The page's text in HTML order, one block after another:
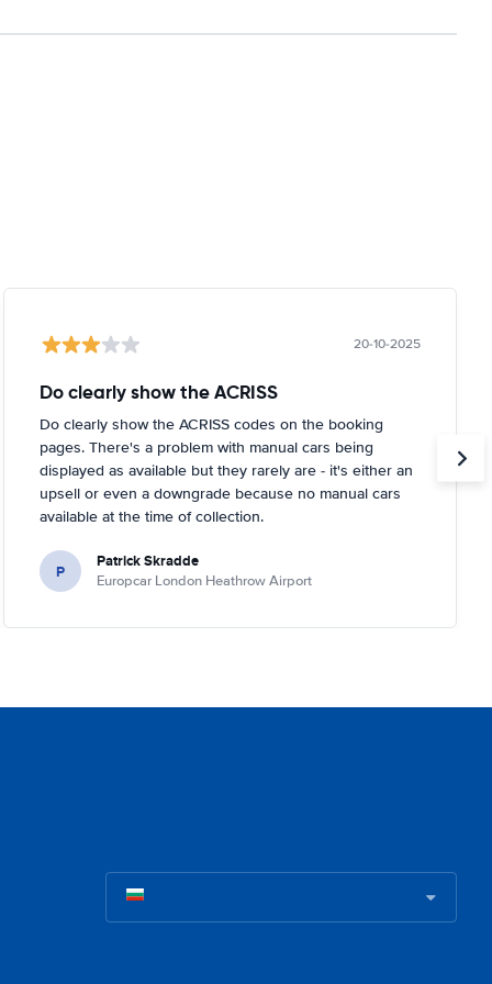
20-10-2025
Do clearly show the ACRISS
Do clearly show the ACRISS codes on the booking
pages. There's a problem with manual cars being
displayed as available but they rarely are - it's either an
upsell or even a downgrade because no manual cars
available at the time of collection.
P Patrick Skradde
Europcar London Heathrow Airport